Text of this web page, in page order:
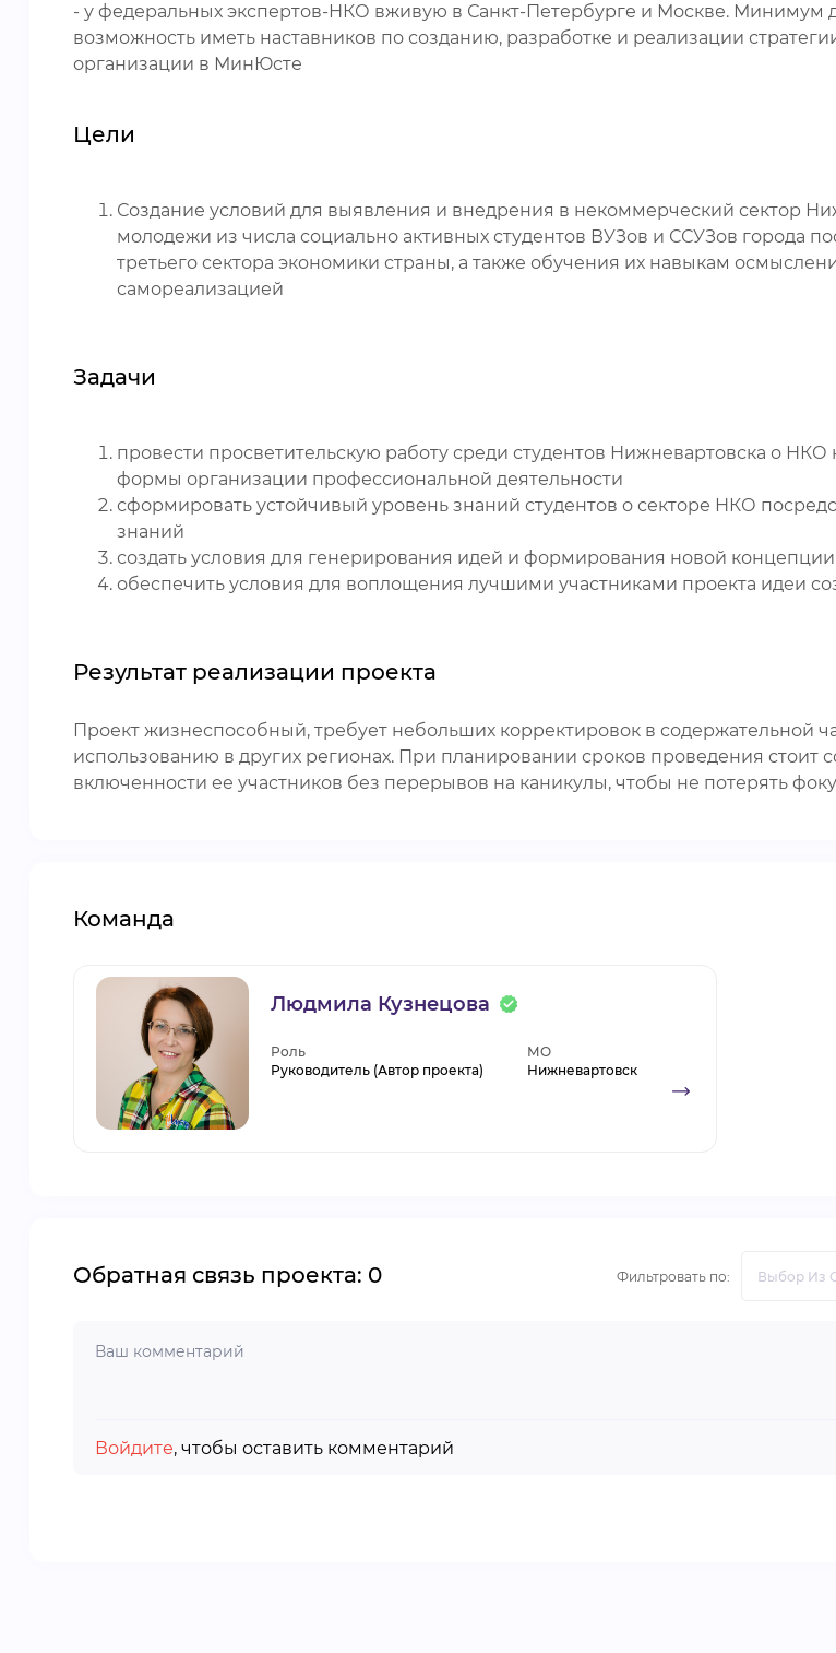
- у федеральных экспертов-НКО вживую в Санкт-Петербурге и Москве.
возможность иметь наставников по созданию, разработке и реализации
организации в МинЮсте
Цели
Создание условий для выявления и внедрения в некоммерческий сектор
молодежи из числа социально активных студентов ВУЗов и ССУЗов города
третьего сектора экономики страны, а также обучения их навыкам
самореализацией
Задачи
провести просветительскую работу среди студентов Нижневартовска о
формы организации профессиональной деятельности
сформировать устойчивый уровень знаний студентов о секторе НКО
знаний
создать условия для генерирования идей и формирования новой
обеспечить условия для воплощения лучшими участниками проекта идеи
Результат реализации проекта
Проект жизнеспособный, требует небольших корректировок в содержательной
использованию в других регионах. При планировании сроков проведения стоит
включенности ее участников без перерывов на каникулы, чтобы не потерять
Команда
Людмила Кузнецова
Роль
Руководитель (Автор проекта)
МО
Нижневартовск
Обратная связь проекта: 0 Фильтровать по:
Войдите, чтобы оставить комментарий